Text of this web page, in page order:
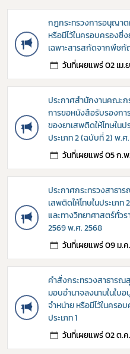
กฎกระทรวงการอนุญาต
หรือมีไว้ในครอบครองซึ่ง
เฉพาะสารสกัดจากพืช
วันที่เผยแพร่ 02 เม.
ประกาศสำนักงานคณะก
การขอหนังสือรับรองกา
ของยาเสพติดให้โทษใน
ประเภท 2 (ฉบับที่ 2) พ.ศ
วันที่เผยแพร่ 05 ก.
ประกาศกระทรวงสาธา
เสพติดให้โทษในประเภท
และทางวิทยาศาสตร์ทั่ว
2569 พ.ศ. 2568
วันที่เผยแพร่ 09 ม.
คำสั่งกระทรวงสาธารณ
มอบอำนาจลงนามในใบ
จำหน่าย หรือมีไว้ในครอ
ประเภท 1
วันที่เผยแพร่ 02 ต.